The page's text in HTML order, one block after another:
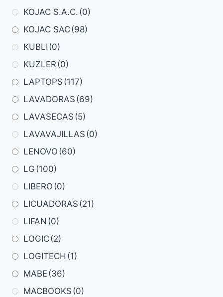
KOJAC S.A.C. (0)
KOJAC SAC(98)
KUBLI (0)
KUZLER (0)
LAPTOPS (117)
LAVADORAS (69)
LAVASECAS (5)
LAVAVAJILLAS (0)
LENOVO (60)
LG (100)
LIBERO (0)
LICUADORAS (21)
LIFAN (0)
LOGIC(2)
LOGITECH (1)
MABE (36)
MACBOOKS (0)